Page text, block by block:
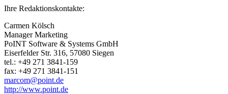
Ihre Redaktionskontakte:
Carmen Kölsch
Manager Marketing
PoINT Software & Systems GmbH
Eiserfelder Str. 316, 57080 Siegen
tel.: +49 271 3841-159
fax: +49 271 3841-151
marcom@point.de
http://www.point.de